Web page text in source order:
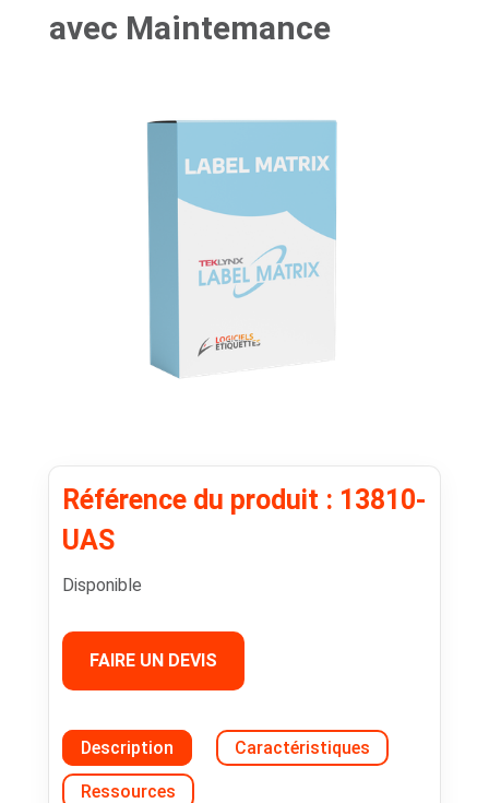
avec Maintemance
Référence du produit : 13810-
UAS
Disponible
FAIRE UN DEVIS
Description Caractéristiques
Ressources